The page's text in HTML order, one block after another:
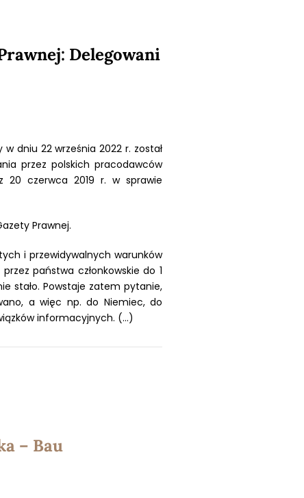
Delegowani
dniu 22 września 2022 r. został
przez polskich pracodawców
20 czerwca 2019 r. w sprawie
Prawnej.
i przewidywalnych warunków
państwa członkowskie do 1
stało. Powstaje zatem pytanie,
a więc np. do Niemiec, do
informacyjnych. (...)
– Bau